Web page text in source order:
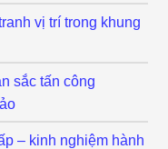
vị trí trong khung
sắc tấn công
– kinh nghiệm hành